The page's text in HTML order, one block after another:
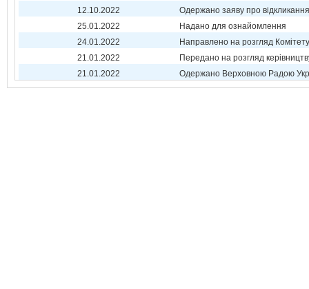
12.10.2022
Одержано заяву про відкликання
25.01.2022
Надано для ознайомлення
24.01.2022
Направлено на розгляд Комітету
21.01.2022
Передано на розгляд
21.01.2022
Одержано Верховною Радою